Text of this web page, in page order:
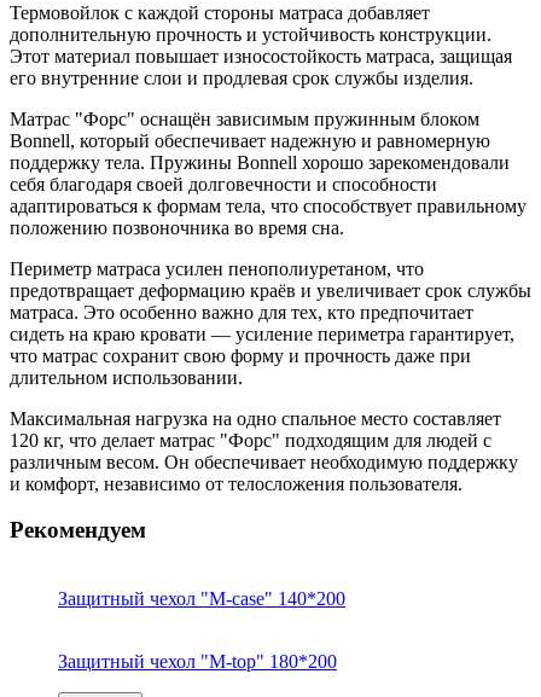
Термовойлок с каждой стороны матраса добавляет
дополнительную прочность и устойчивость конструкции.
Этот материал повышает износостойкость матраса, защищая
его внутренние слои и продлевая срок службы изделия.
Матрас "Форс" оснащён зависимым пружинным блоком
Bonnell, который обеспечивает надежную и равномерную
поддержку тела. Пружины Bonnell хорошо зарекомендовали
себя благодаря своей долговечности и способности
адаптироваться к формам тела, что способствует правильному
положению позвоночника во время сна.
Периметр матраса усилен пенополиуретаном, что
предотвращает деформацию краёв и увеличивает срок службы
матраса. Это особенно важно для тех, кто предпочитает
сидеть на краю кровати — усиление периметра гарантирует,
что матрас сохранит свою форму и прочность даже при
длительном использовании.
Максимальная нагрузка на одно спальное место составляет
120 кг, что делает матрас "Форс" подходящим для людей с
различным весом. Он обеспечивает необходимую поддержку
и комфорт, независимо от телосложения пользователя.
Рекомендуем
Защитный чехол "M-case" 140*200
Защитный чехол "M-top" 180*200